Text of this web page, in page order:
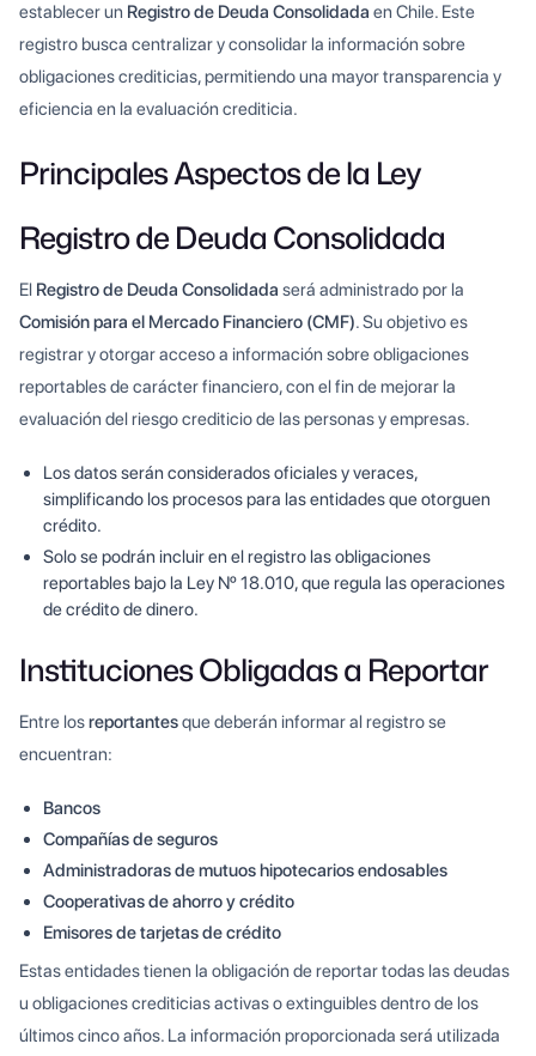
establecer un Registro de Deuda Consolidada en Chile. Este
registro busca centralizar y consolidar la información sobre
obligaciones crediticias, permitiendo una mayor transparencia y
eficiencia en la evaluación crediticia.
Principales Aspectos de la Ley
Registro de Deuda Consolidada
El Registro de Deuda Consolidada será administrado por la
Comisión para el Mercado Financiero (CMF). Su objetivo es
registrar y otorgar acceso a información sobre obligaciones
reportables de carácter financiero, con el fin de mejorar la
evaluación del riesgo crediticio de las personas y empresas.
Los datos serán considerados oficiales y veraces,
simplificando los procesos para las entidades que otorguen
crédito.
Solo se podrán incluir en el registro las obligaciones
reportables bajo la Ley Nº 18.010, que regula las operaciones
de crédito de dinero.
Instituciones Obligadas a Reportar
Entre losreportantesque deberán informar al registro se
encuentran:
Bancos
Compañías de seguros
Administradoras de mutuos hipotecarios endosables
Cooperativas de ahorro y crédito
Emisores de tarjetas de crédito
Estas entidades tienen la obligación de reportar todas las deudas
u obligaciones crediticias activas o extinguibles dentro de los
últimos cinco años. La información proporcionada será utilizada